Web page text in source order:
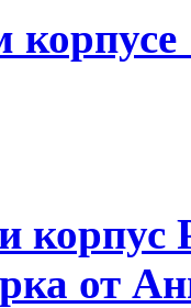
корпус
от